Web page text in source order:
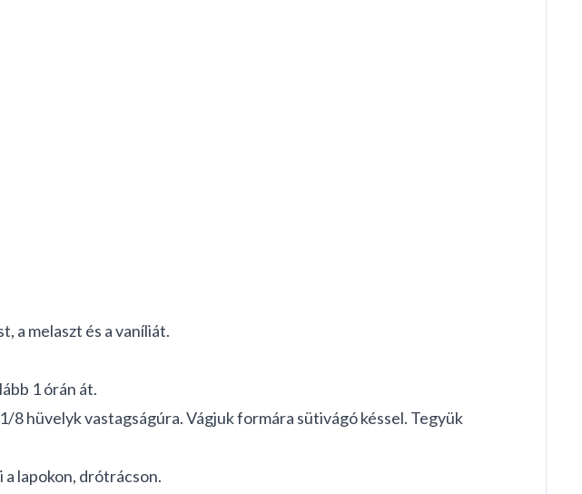
a melaszt és a vaníliát.
1 órán át.
hüvelyk vastagságúra. Vágjuk formára sütivágó késsel. Tegyük
a lapokon, drótrácson.